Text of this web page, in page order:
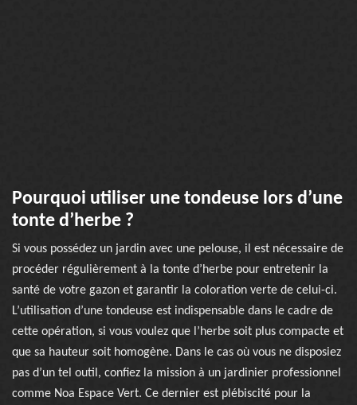
Pourquoi utiliser une tondeuse lors d’une
tonte d’herbe ?
Si vous possédez un jardin avec une pelouse, il est nécessaire de
procéder régulièrement à la tonte d’herbe pour entretenir la
santé de votre gazon et garantir la coloration verte de celui-ci.
L’utilisation d’une tondeuse est indispensable dans le cadre de
cette opération, si vous voulez que l’herbe soit plus compacte et
que sa hauteur soit homogène. Dans le cas où vous ne disposiez
pas d’un tel outil, confiez la mission à un jardinier professionnel
comme Noa Espace Vert. Ce dernier est plébiscité pour la